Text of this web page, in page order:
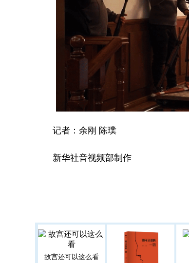
记者：余刚 陈璞
新华社音视频部制作
故宫还可以这么看